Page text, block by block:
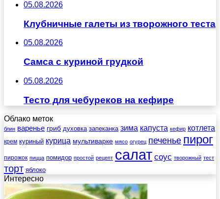
05.08.2026
Клубничные галеты из творожного теста
05.08.2026
Самса с куриной грудкой
05.08.2026
Тесто для чебуреков на кефире
Облако меток
блин варенье гриб духовка запеканка зима капуста кефир котлета
крем куриный курица мультиварке мясо огурец печенье пирог
пирожок пицца помидор простой рецепт салат соус творожный тест
торт яблоко
Интересно